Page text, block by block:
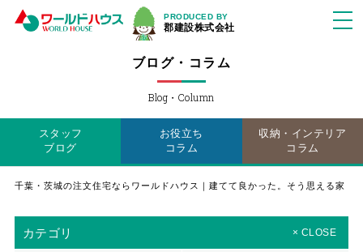
PRODUCED BY
郡建設株式会社
ブログ・コラム
Blog・Column
スタッフ
ブログ
お役立ち
コラム
収納・インテリア
コラム
千葉・茨城の注文住宅ならワールドハウス｜建てて良かった。そう思える家
カテゴリ × CLOSE